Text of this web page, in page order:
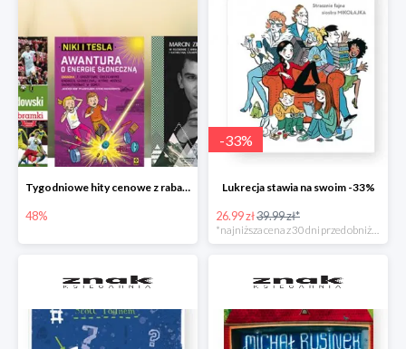
Tygodniowe hity cenowe z rabatem -48%
48%
-33%
Lukrecja stawia na swoim -33%
26.99 zł39.99 zł*